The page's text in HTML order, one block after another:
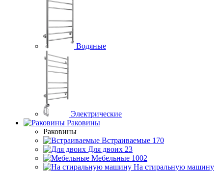
Водяные
Электрические
Раковины
Раковины
Встраиваемые 170
Для двоих 23
Мебельные 1002
На стиральную машину